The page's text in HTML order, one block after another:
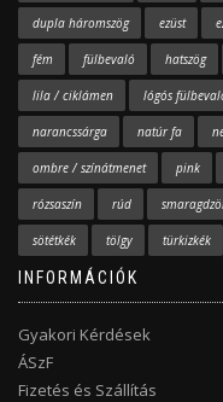
dupla háromszög ezüst
fém fülbevaló hatszög
lila / ciklámen lógós
narancssárga natúr fa
ombre / színátmenet pink
rózsaszín rúd
sötétkék tölgy türkizkék
INFORMÁCIÓK
Gyakori Kérdések
ÁSzF
Fizetés és Szállítás